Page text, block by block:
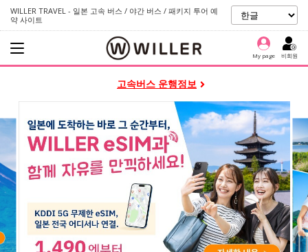
WILLER TRAVEL - 일본 고속 버스 / 야간 버스 / 패키지 투어 예
약 사이트
My page 비회원
고속버스 운행정보